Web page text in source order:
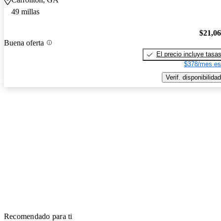
49 millas
Buena oferta
El precio incluye tasas
$378/mes
Verif. disponibilidad
Recomendado para ti